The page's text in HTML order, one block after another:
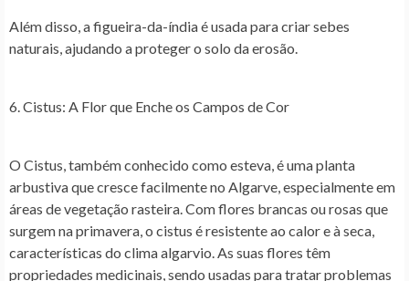
Além disso, a figueira-da-índia é usada para criar sebes
naturais, ajudando a proteger o solo da erosão.
6. Cistus: A Flor que Enche os Campos de Cor
O Cistus, também conhecido como esteva, é uma planta
arbustiva que cresce facilmente no Algarve, especialmente em
áreas de vegetação rasteira. Com flores brancas ou rosas que
surgem na primavera, o cistus é resistente ao calor e à seca,
características do clima algarvio. As suas flores têm
propriedades medicinais, sendo usadas para tratar problemas